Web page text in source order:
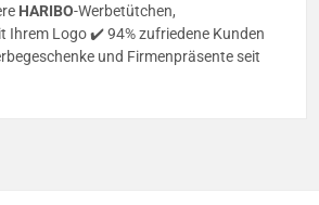
HARIBO-Werbetütchen,
Ihrem Logo ✔️ 94% zufriedene Kunden
und Firmenpräsente seit